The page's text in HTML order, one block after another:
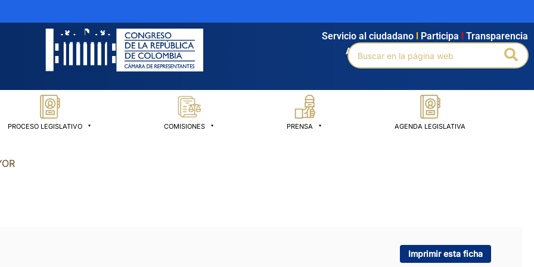
Agendamiento Intranet Búsqueda avanzada
Servicio al ciudadano Participa Transparencia
Buscar
por:
PROCESO LEGISLATIVO COMISIONES PRENSA AGENDA LEGISLATIVA
Imprimir esta ficha